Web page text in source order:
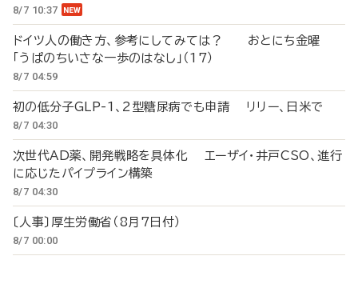
8/7 10:37
ドイツ人の働き方、参考にしてみては？ おとにち金曜
「うぱのちいさな一歩のはなし」（17）
8/7 04:59
初の低分子GLP-1、2型糖尿病でも申請 リリー、日米で
8/7 04:30
次世代AD薬、開発戦略を具体化 エーザイ・井戸CSO、進行
に応じたパイプライン構築
8/7 04:30
〔人事〕厚生労働省（8月7日付）
8/7 00:00